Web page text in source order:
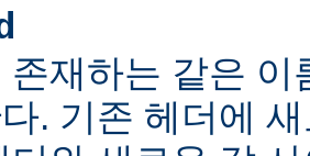
존재하는 같은
. 기존 헤더에